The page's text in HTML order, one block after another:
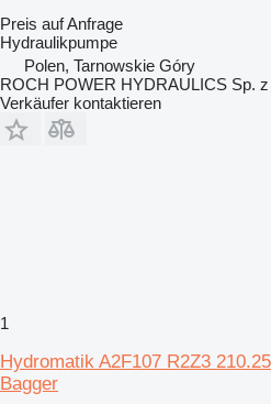
Preis auf Anfrage
Hydraulikpumpe
Polen, Tarnowskie Góry
ROCH POWER HYDRAULICS Sp. z
Verkäufer kontaktieren
1
Hydromatik A2F107 R2Z3
Bagger